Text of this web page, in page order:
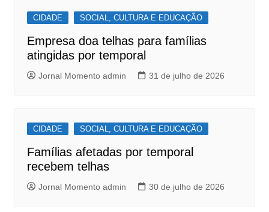
o
o
k
p
p
CIDADE SOCIAL, CULTURA E EDUCAÇÃO
Empresa doa telhas para famílias
atingidas por temporal
Jornal Momento admin 31 de julho de 2026
CIDADE SOCIAL, CULTURA E EDUCAÇÃO
Famílias afetadas por temporal
recebem telhas
Jornal Momento admin 30 de julho de 2026